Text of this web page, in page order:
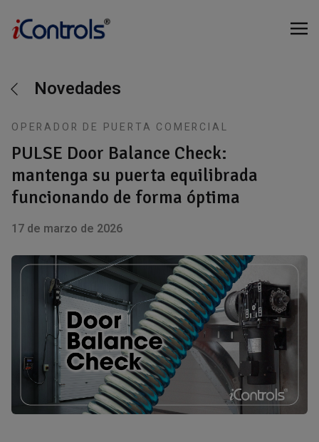
Novedades
OPERADOR DE PUERTA COMERCIAL
PULSE Door Balance Check:
mantenga su puerta equilibrada
funcionando de forma óptima
17 de marzo de 2026